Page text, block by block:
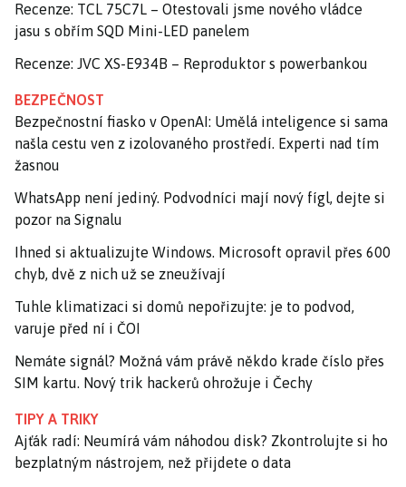
Recenze: TCL 75C7L – Otestovali jsme nového vládce
jasu s obřím SQD Mini-LED panelem
Recenze: JVC XS-E934B – Reproduktor s powerbankou
BEZPEČNOST
Bezpečnostní fiasko v OpenAI: Umělá inteligence si sama
našla cestu ven z izolovaného prostředí. Experti nad tím
žasnou
WhatsApp není jediný. Podvodníci mají nový fígl, dejte si
pozor na Signalu
Ihned si aktualizujte Windows. Microsoft opravil přes 600
chyb, dvě z nich už se zneužívají
Tuhle klimatizaci si domů nepořizujte: je to podvod,
varuje před ní i ČOI
Nemáte signál? Možná vám právě někdo krade číslo přes
SIM kartu. Nový trik hackerů ohrožuje i Čechy
TIPY A TRIKY
Ajťák radí: Neumírá vám náhodou disk? Zkontrolujte si ho
bezplatným nástrojem, než přijdete o data